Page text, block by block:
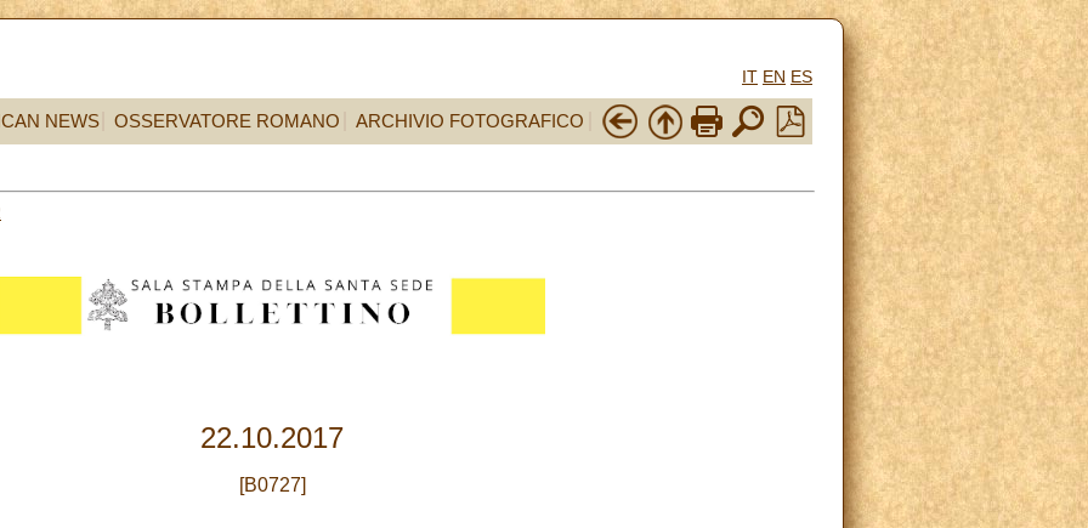
IT EN ES
NEWS OSSERVATORE ROMANO ARCHIVIO FOTOGRAFICO
22.10.2017
[B0727]